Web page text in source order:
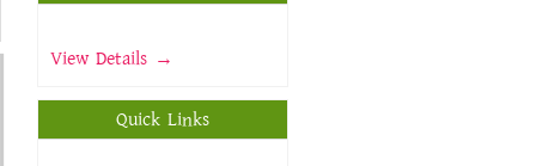
View Details →
Quick Links